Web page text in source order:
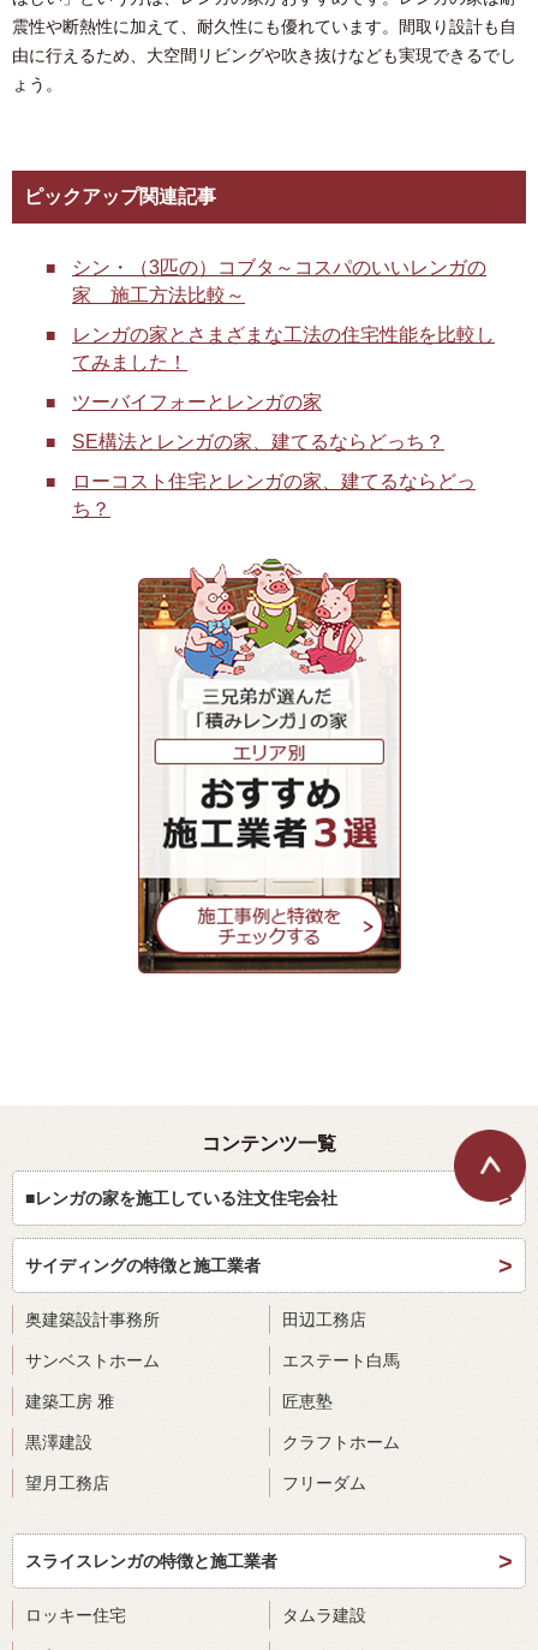
震性や断熱性に加えて、耐久性にも優れています。間取り設計も自
由に行えるため、大空間リビングや吹き抜けなども実現できるでし
ょう。
ピックアップ関連記事
シン・（3匹の）コブタ～コスパのいいレンガの
家 施工方法比較～
レンガの家とさまざまな工法の住宅性能を比較し
てみました！
ツーバイフォーとレンガの家
SE構法とレンガの家、建てるならどっち？
ローコスト住宅とレンガの家、建てるならどっ
ち？
コンテンツ一覧
■レンガの家を施工している注文住宅会社
サイディングの特徴と施工業者
奥建築設計事務所 田辺工務店
サンベストホーム エステート白馬
建築工房 雅 匠恵塾
黒澤建設 クラフトホーム
望月工務店 フリーダム
スライスレンガの特徴と施工業者
ロッキー住宅 タムラ建設